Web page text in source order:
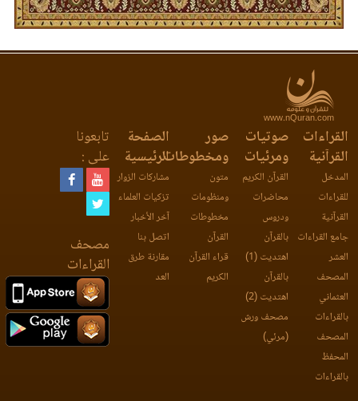
www.nQuran.com
القراءات
القرآنية
المدخل
للقراءات
القرآنية
جامع القراءات
العشر
المصحف
العثماني
بالقراءات
المصحف
المحفظ
بالقراءات
صوتيات
ومرئيات
القرآن الكريم
محاضرات
ودروس
بالقرآن
اهتديت (1)
بالقرآن
اهتديت (2)
مصحف ورش
(مرئي)
صور
ومخطوطات
متون
ومنظومات
مخطوطات
القرآن
قراء القرآن
الكريم
الصفحة
الرئيسية
مشاركات الزوار
تزكيات العلماء
آخر الأخبار
اتصل بنا
مقارنة طرق
العد
تابعونا
على :
مصحف
القراءات